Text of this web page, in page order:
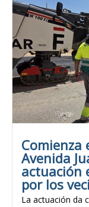
Comienza
Avenida
actuación
por los
La actuación da